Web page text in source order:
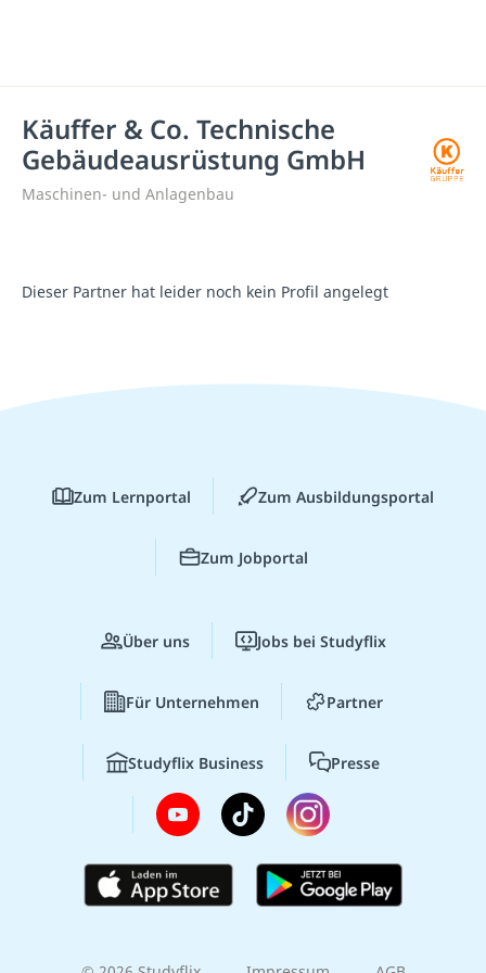
Käuffer & Co. Technische
Gebäudeausrüstung GmbH
Maschinen- und Anlagenbau
Dieser Partner hat leider noch kein Profil angelegt
Zum Lernportal Zum Ausbildungsportal
Zum Jobportal
Über uns Jobs bei Studyflix
Für Unternehmen Partner
Studyflix Business Presse